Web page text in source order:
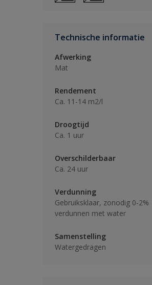
Technische informatie
Afwerking
Mat
Rendement
Ca. 11-14 m2/l
Droogtijd
Ca. 1 uur
Overschilderbaar
Ca. 24 uur
Verdunning
Gebruiksklaar, zonodig 0-2%
verdunnen met water
Samenstelling
Watergedragen